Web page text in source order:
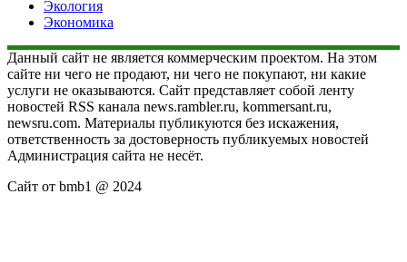
Экология
Экономика
Данный сайт не является коммерческим проектом. На этом
сайте ни чего не продают, ни чего не покупают, ни какие
услуги не оказываются. Сайт представляет собой ленту
новостей RSS канала news.rambler.ru, kommersant.ru,
newsru.com. Материалы публикуются без искажения,
ответственность за достоверность публикуемых новостей
Администрация сайта не несёт.
Сайт от bmb1 @ 2024